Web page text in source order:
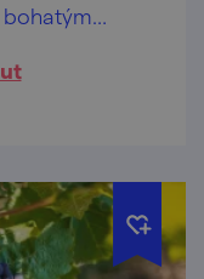
bohatým